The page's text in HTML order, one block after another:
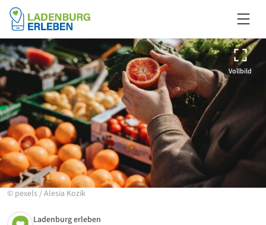
Vollbild
© pexels/Alesia Kozik
Ladenburg erleben